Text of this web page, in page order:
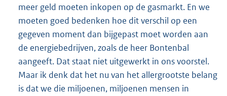
meer geld moeten inkopen op de gasmarkt. En we
moeten goed bedenken hoe dit verschil op een
gegeven moment dan bijgepast moet worden aan
de energiebedrijven, zoals de heer Bontenbal
aangeeft. Dat staat niet uitgewerkt in ons voorstel.
Maar ik denk dat het nu van het allergrootste belang
is dat we die miljoenen, miljoenen mensen in